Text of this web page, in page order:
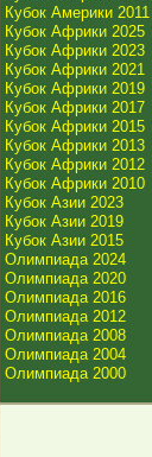
Кубок Америки 2011
Кубок Африки 2025
Кубок Африки 2023
Кубок Африки 2021
Кубок Африки 2019
Кубок Африки 2017
Кубок Африки 2015
Кубок Африки 2013
Кубок Африки 2012
Кубок Африки 2010
Кубок Азии 2023
Кубок Азии 2019
Кубок Азии 2015
Олимпиада 2024
Олимпиада 2020
Олимпиада 2016
Олимпиада 2012
Олимпиада 2008
Олимпиада 2004
Олимпиада 2000